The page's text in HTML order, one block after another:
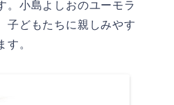
。小島よしおのユーモラ
子どもたちに親しみやす
す。